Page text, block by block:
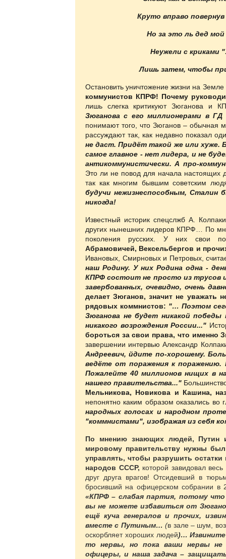
Круто вправо
Но за это ль дед мой
Неужели с криками
Лишь затем, чтобы
Остановить уничтожение жизни на
коммунистов КПРФ! Почему
лишь слегка критикуют Зюганова и
Зюганова с его миллионерами в ГД
понимают того, что Зюганов – обычная
рассуждают так, как недавно показал
не даст. Придёт такой же или хуже.
самое главное - нет лидера, и не
антикоммунистически. А про-
Это ли не повод для начала настоящих
так как многим бывшим советским
будучи нежизнеспособным, Сталин
никогда!
Известный историк спецслжб А.
других нынешних лидеров КПРФ… По
поколения русских. У них свои
Абрамовичей, Вексельбергов и
Ивановых, Смирновых и Петровых,
наш Родину. У них Родина одна -
КПРФ состоит не просто из трусов
завербованных, очевидно, очень
делает Зюганов, значит не уважать
рядовых коммнистов: "… Поэтом
Зюганова не будет никакой
никакого возрождения России..."
бороться за свои права, что именно
завершении интервью Александр
Андреевич, йдите по-хорошему.
ведёте от поражения к
Пожалейте 40 миллионов нищих в
нашего правительства..."
Мельникова, Новикова и Кашина,
непонятно каким образом оказались
народных голосах и народном
"коммнистами", изображая из себя
По мнению знающих людей, Путин
мировому правительству нужны
управлять, чтобы разрушить
народов СССР, которой завидовал
друг друга врагов! Отсидевший в
бросивший на офицерском собрании в
«КПРФ – слабая партия, потому
вы не можете избавиться от
ещё куча генералов и прочих,
вместе с Путиным… (в зале – шум,
оскорбляет хороших людей)…
то нервы, но пока ваши нервы
офицеры, и наша задача –